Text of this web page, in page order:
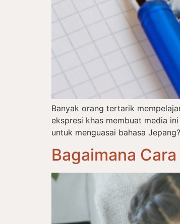
Banyak orang tertarik
ekspresi khas membuat media
untuk menguasai bahasa
Bagaimana